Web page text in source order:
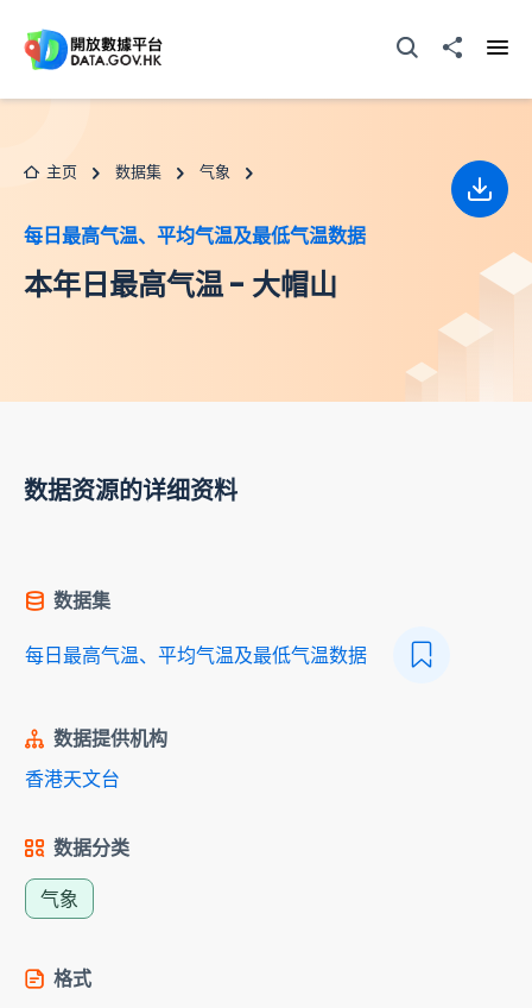
打开搜寻器分享至
主页 数据集 气象
每日最高气温、平均气温及最低气温数据
本年日最高气温 - 大帽山
下载
数据资源的详细资料
数据集
每日最高气温、平均气温及最低气温数据
数据提供机构
香港天文台
数据分类
气象
格式